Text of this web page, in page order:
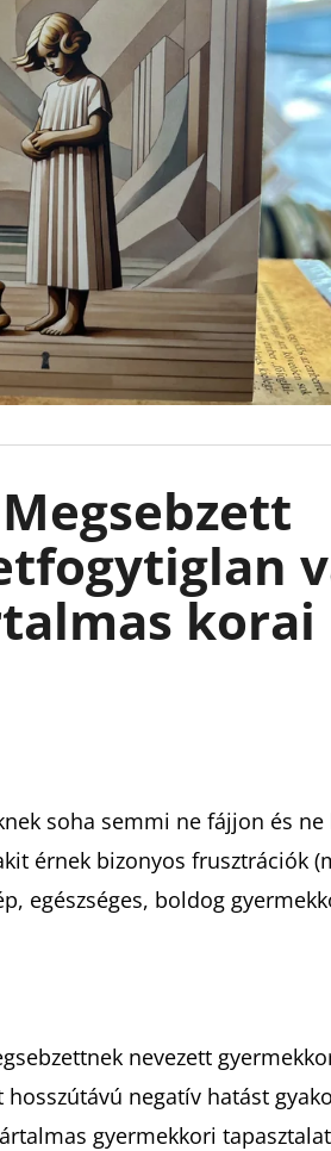
korai
soha semmi ne fájjon és ne
érnek bizonyos frusztrációk
egészséges, boldog
nevezett
negatív hatást
gyermekkori
A TINTAFOLTBAN ÁDÁM-
LILLA
Korábbi:€17,90